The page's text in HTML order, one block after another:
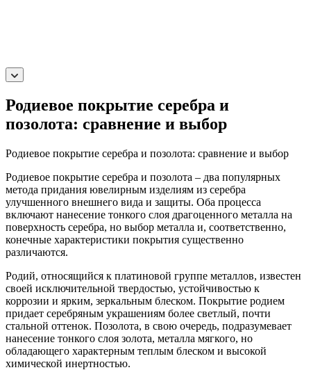
Родиевое покрытие серебра и
позолота: сравнение и выбор
Родиевое покрытие серебра и позолота: сравнение и выбор
Родиевое покрытие серебра и позолота – два популярных
метода придания ювелирным изделиям из серебра
улучшенного внешнего вида и защиты. Оба процесса
включают нанесение тонкого слоя драгоценного металла на
поверхность серебра, но выбор металла и, соответственно,
конечные характеристики покрытия существенно
различаются.
Родий, относящийся к платиновой группе металлов, известен
своей исключительной твердостью, устойчивостью к
коррозии и ярким, зеркальным блеском. Покрытие родием
придает серебряным украшениям более светлый, почти
стальной оттенок. Позолота, в свою очередь, подразумевает
нанесение тонкого слоя золота, металла мягкого, но
обладающего характерным теплым блеском и высокой
химической инертностью.